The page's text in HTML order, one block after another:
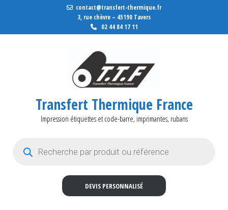
contact@transfert-thermique.fr
3, rue chèvre – 45190 Tavers
02 44 84 17 11
Transfert Thermique France
Impression étiquettes et code-barre, imprimantes, rubans
DEVIS PERSONNALISÉ